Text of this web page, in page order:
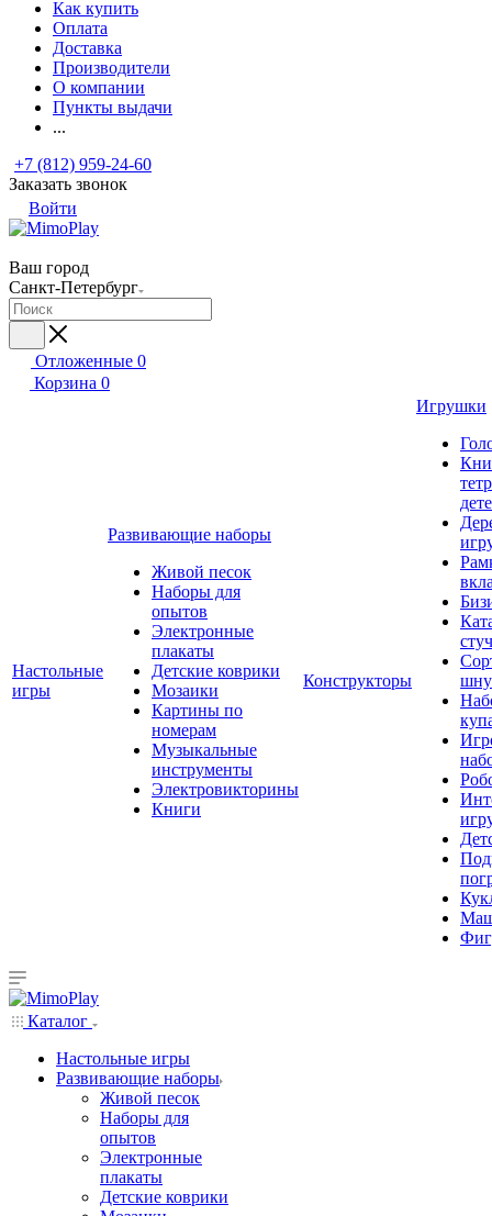
Как купить
Оплата
Доставка
Производители
О компании
Пункты выдачи
...
+7 (812) 959-24-60
Заказать звонок
Войти
Ваш город
Санкт-Петербург
Отложенные 0
Корзина 0
Настольные
игры
Развивающие наборы
Живой песок
Наборы для
опытов
Электронные
плакаты
Детские коврики
Мозаики
Картины по
номерам
Музыкальные
инструменты
Электровикторины
Книги
Конструкторы
Игрушки
Каталог
Настольные игры
Развивающие наборы
Живой песок
Наборы для
опытов
Электронные
плакаты
Детские коврики